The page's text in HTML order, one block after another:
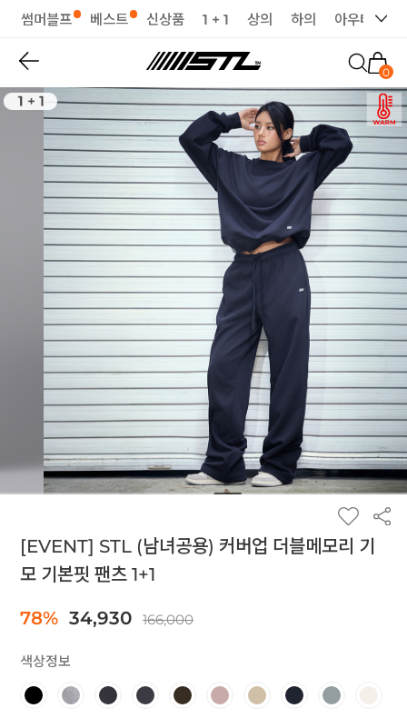
썸머블프 베스트 신상품 1 + 1 상의 하의 아우터
0
[EVENT] STL (남녀공용) 커버업 더블메모리 기
모 기본핏 팬츠 1+1
78% 34,930 166,000
색상정보